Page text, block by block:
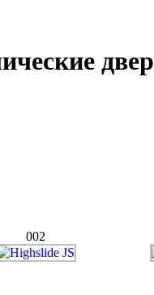
002